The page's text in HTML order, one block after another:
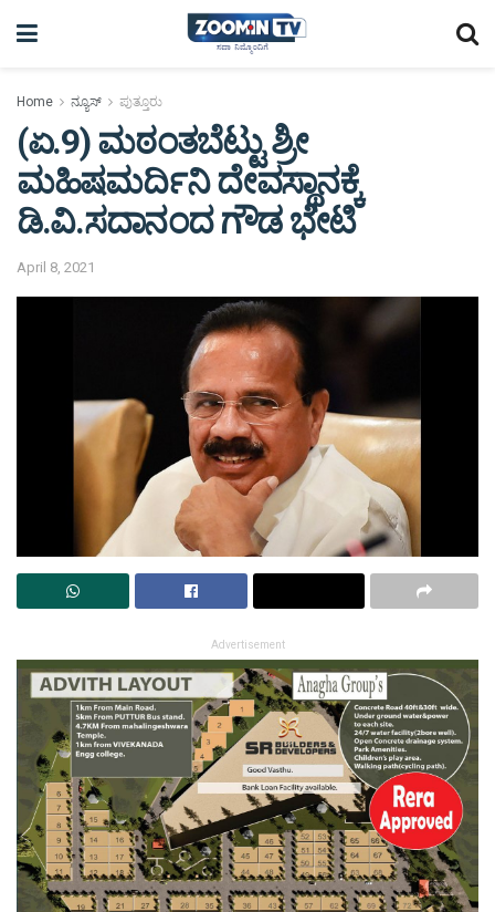
Home ನ್ಯೂಸ್ ಪುತ್ತೂರು
(ಏ.9) ಮಠಂತಬೆಟ್ಟು ಶ್ರೀ
ಮಹಿಷಮರ್ದಿನಿ ದೇವಸ್ಥಾನಕ್ಕೆ
ಡಿ.ವಿ.ಸದಾನಂದ ಗೌಡ ಭೇಟಿ
April 8, 2021
Advertisement